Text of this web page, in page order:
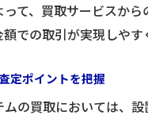
て、買取サービスから
での取引が実現しやす
定ポイントを把握
の買取においては、